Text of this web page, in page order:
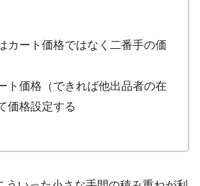
カート価格ではなく二番手の価
ト価格（できれば他出品者の在
価格設定する